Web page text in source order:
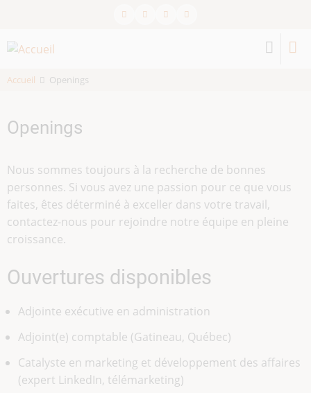
contenu
Accueil Openings
Openings
Nous sommes toujours à la recherche de bonnes
personnes. Si vous avez une passion pour ce que vous
faites, êtes déterminé à exceller dans votre travail,
contactez-nous pour rejoindre notre équipe en pleine
croissance.
Ouvertures disponibles
Adjointe exécutive en administration
Adjoint(e) comptable (Gatineau, Québec)
Catalyste en marketing et développement des affaires
(expert LinkedIn, télémarketing)